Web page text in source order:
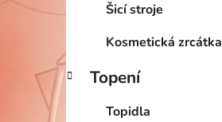
Šicí stroje
Kosmetická zrcátka
Topení
Topidla